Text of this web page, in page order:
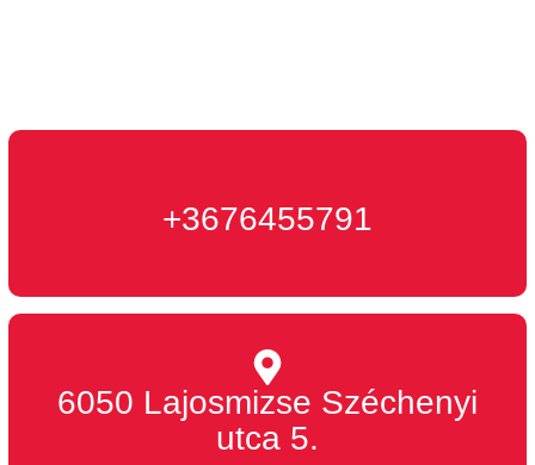
+3676455791
6050 Lajosmizse Széchenyi
utca 5.